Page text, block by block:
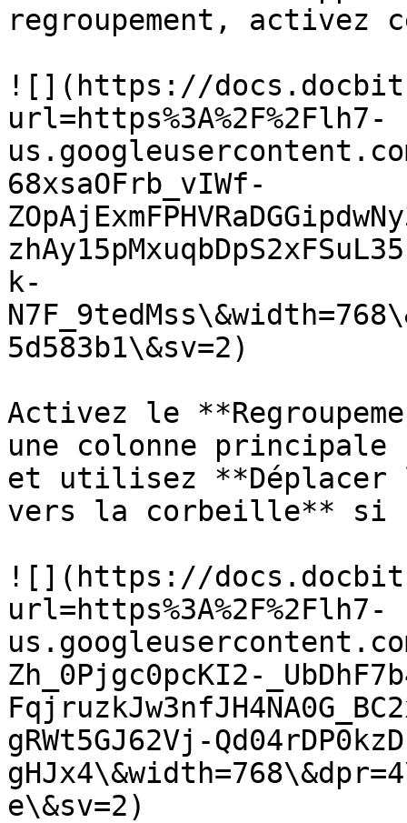
regroupement,
![](https://
url=https%3A%2F%2Flh7-
68xsaOFrb_vIWf-
k-
5d583b1\&sv=2)
Activez le
une colonne principale
et utilisez **Déplacer
vers la corbeille** si
![](https://
url=https%3A%2F%2Flh7-
Zh_0Pjgc0pcKI2-
gRWt5GJ62Vj-
e\&sv=2)